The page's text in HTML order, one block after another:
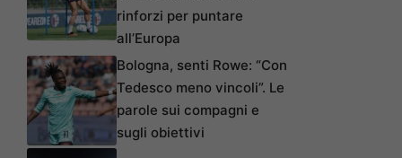
rinforzi per puntare
all’Europa
Bologna, senti Rowe: “Con
Tedesco meno vincoli”. Le
parole sui compagni e
sugli obiettivi